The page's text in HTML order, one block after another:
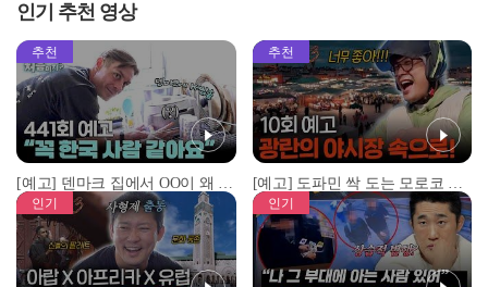
인기 추천 영상
추천
[예고] 덴마크 집에서 OO이 왜 나와...? 이상할 정도로 한국을 사랑하는 우리 형을 제보합니다!
추천
[예고] 도파민 싹 도는 모로코 야시장 투어!
인기 인기